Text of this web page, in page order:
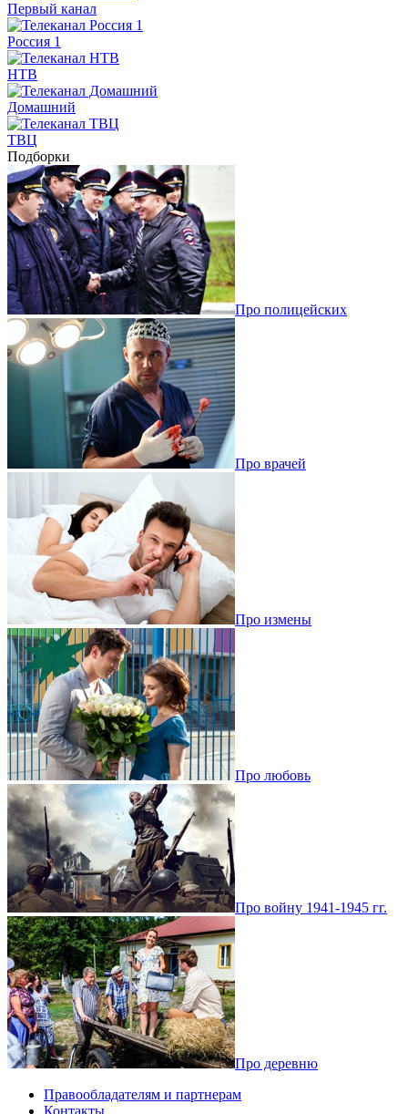
Первый канал
Россия 1
НТВ
Домашний
ТВЦ
Подборки
Про полицейских
Про врачей
Про измены
Про любовь
Про войну 1941-1945 гг.
Про деревню
Правообладателям и партнерам